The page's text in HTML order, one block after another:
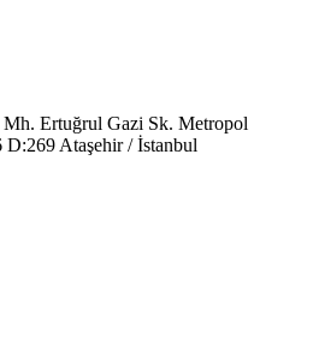
Ertuğrul Gazi Sk. Metropol
Ataşehir / İstanbul